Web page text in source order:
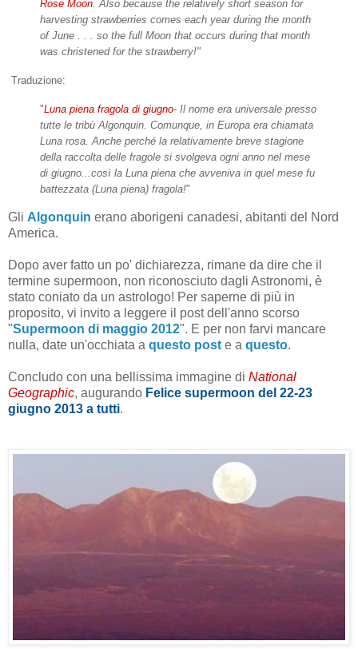
Rose Moon. Also because the relatively short season for
harvesting strawberries comes each year during the month
of June . . . so the full Moon that occurs during that month
was christened for the strawberry!"
Traduzione:
"Luna piena fragola di giugno- Il nome era universale presso
tutte le tribù Algonquin. Comunque, in Europa era chiamata
Luna rosa. Anche perché la relativamente breve stagione
della raccolta delle fragole si svolgeva ogni anno nel mese
di giugno...così la Luna piena che avveniva in quel mese fu
battezzata (Luna piena) fragola!"
Gli Algonquin erano aborigeni canadesi, abitanti del Nord
America.
Dopo aver fatto un po' dichiarezza, rimane da dire che il
termine supermoon, non riconosciuto dagli Astronomi, è
stato coniato da un astrologo! Per saperne di più in
proposito, vi invito a leggere il post dell'anno scorso
"Supermoon di maggio 2012". E per non farvi mancare
nulla, date un'occhiata a questo post e a questo.
Concludo con una bellissima immagine di National
Geographic, augurando Felice supermoon del 22-23
giugno 2013 a tutti.